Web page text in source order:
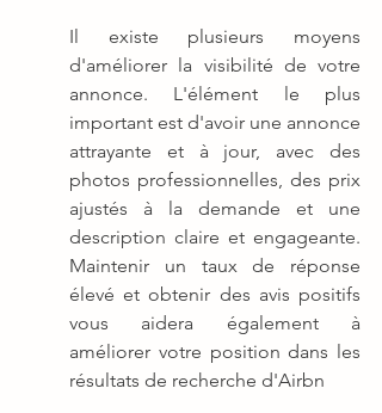
Il existe plusieurs moyens
d'améliorer la visibilité de votre
annonce. L'élément le plus
important est d'avoir une annonce
attrayante et à jour, avec des
photos professionnelles, des prix
ajustés à la demande et une
description claire et engageante.
Maintenir un taux de réponse
élevé et obtenir des avis positifs
vous aidera également à
améliorer votre position dans les
résultats de recherche d'Airbn